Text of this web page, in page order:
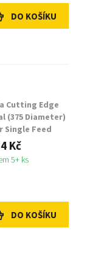
DO KOŠÍKU
Cutting Edge
(375 Diameter)
Single Feed
Kč
5+ ks
DO KOŠÍKU